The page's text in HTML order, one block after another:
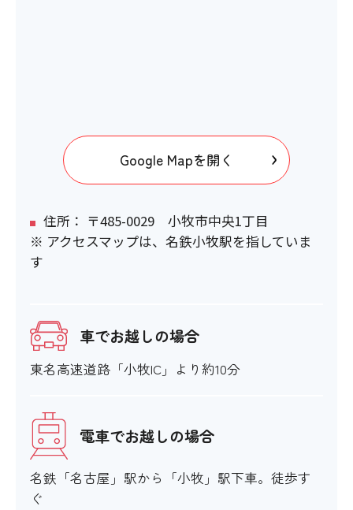
Google Mapを開く
住所： 〒485-0029 小牧市中央1丁目
※ アクセスマップは、名鉄小牧駅を指していま
す
車でお越しの場合
東名高速道路「小牧IC」より約10分
電車でお越しの場合
名鉄「名古屋」駅から「小牧」駅下車。徒歩す
ぐ